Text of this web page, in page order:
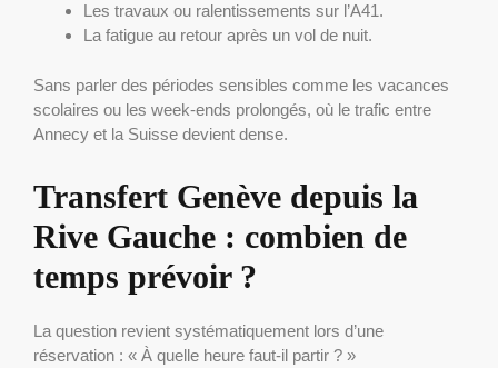
Les travaux ou ralentissements sur l’A41.
La fatigue au retour après un vol de nuit.
Sans parler des périodes sensibles comme les vacances
scolaires ou les week-ends prolongés, où le trafic entre
Annecy et la Suisse devient dense.
Transfert Genève depuis la
Rive Gauche : combien de
temps prévoir ?
La question revient systématiquement lors d’une
réservation : « À quelle heure faut-il partir ? »